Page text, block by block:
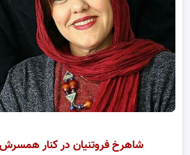
شاهرخ فروتنیان در کنار همسرش